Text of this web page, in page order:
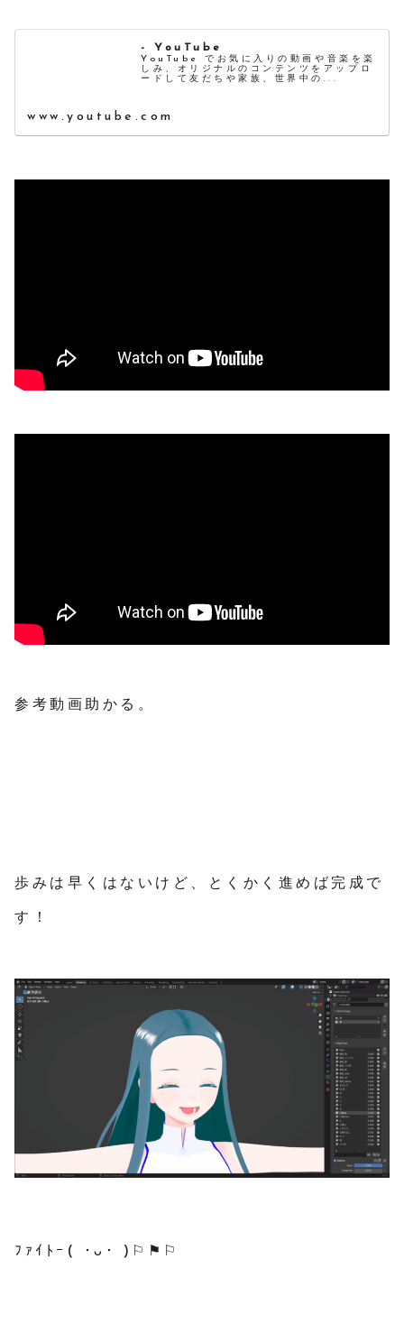
- YouTube
YouTube でお気に入りの動画や音楽を楽
しみ、オリジナルのコンテンツをアップロ
ードして友だちや家族、世界中の...
www.youtube.com
参考動画助かる。
歩みは早くはないけど、とくかく進めば完成で
す！
ﾌｧｲﾄｰ( ･ᴗ･ )⚐⚑⚐